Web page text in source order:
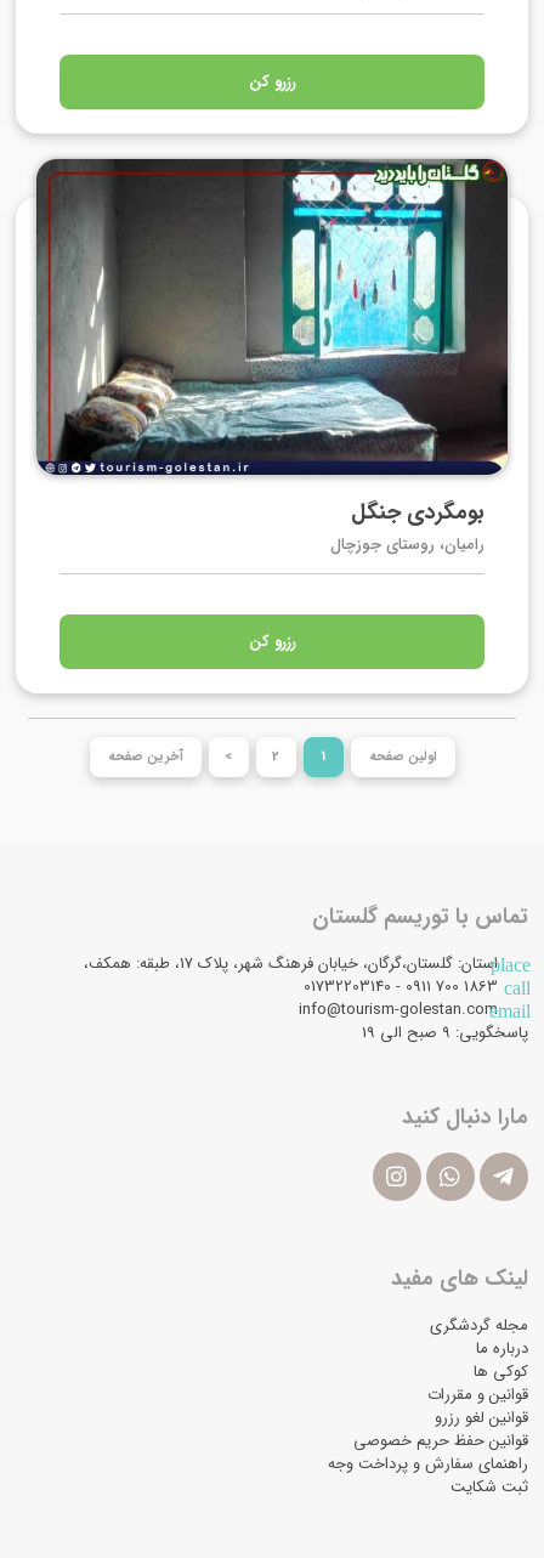
رزرو کن
بومگردی جنگل
رامیان، روستای جوزچال
رزرو کن
اولین صفحه 1
2
> آخرین صفحه
تماس با توریسم گلستان
placeاستان: گلستان،گرگان، خیابان فرهنگ شهر، پلاک 17، طبقه: همکف،
call
email
info@tourism-golestan.com
پاسخگویی: ۹ صبح الی 19
مارا دنبال کنید
لینک های مفید
مجله گردشگری
درباره ما
کوکی ها
قوانین و مقررات
قوانین لغو رزرو
قوانین حفظ حریم خصوصی
راهنمای سفارش و پرداخت وجه
ثبت شکایت